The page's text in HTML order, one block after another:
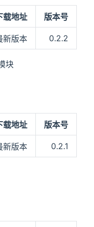
载地址 版本号
新版本 0.2.2
块
载地址 版本号
新版本 0.2.1